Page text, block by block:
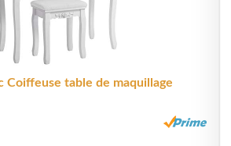
Coiffeuse table de maquillage